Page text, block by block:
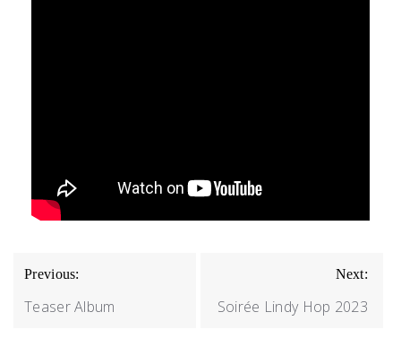
NAVIGATION
DE
L’ARTICLE
Previous:
Teaser Album
Next:
Soirée Lindy Hop 2023